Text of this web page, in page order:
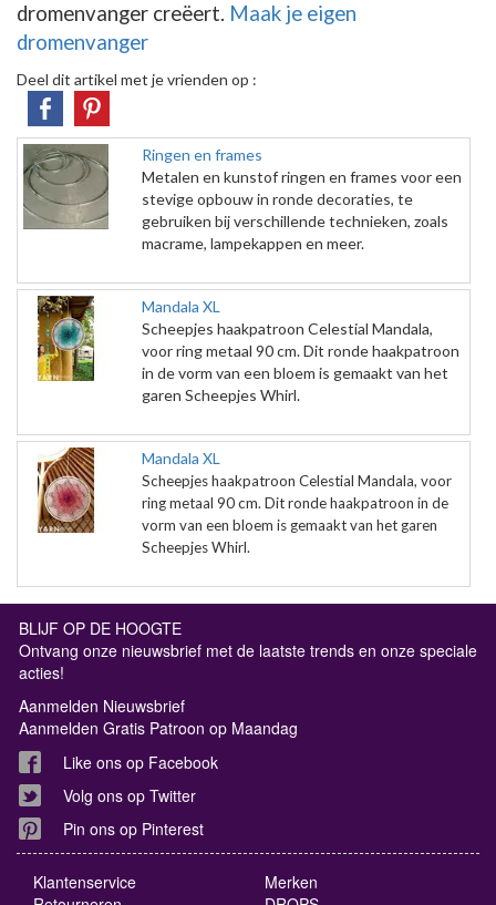
dromenvanger creëert. Maak je eigen
dromenvanger
Deel dit artikel met je vrienden op :
Ringen en frames
Metalen en kunstof ringen en frames voor een
stevige opbouw in ronde decoraties, te
gebruiken bij verschillende technieken, zoals
macrame, lampekappen en meer.
Mandala XL
Scheepjes haakpatroon Celestial Mandala,
voor ring metaal 90 cm. Dit ronde haakpatroon
in de vorm van een bloem is gemaakt van het
garen Scheepjes Whirl.
Mandala XL
Scheepjes haakpatroon Celestial Mandala, voor
ring metaal 90 cm. Dit ronde haakpatroon in de
vorm van een bloem is gemaakt van het garen
Scheepjes Whirl.
BLIJF OP DE HOOGTE
Ontvang onze nieuwsbrief met de laatste trends en onze speciale
acties!
Aanmelden Nieuwsbrief
Aanmelden Gratis Patroon op Maandag
Like ons op Facebook
Volg ons op Twitter
Pin ons op Pinterest
Klantenservice
Merken